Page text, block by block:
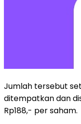
Jumlah tersebut
ditempatkan dan
Rp188,- per saham.